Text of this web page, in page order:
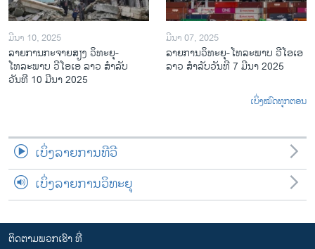
ມີນາ 10, 2025
ລາຍການກະຈາຍສຽງ ວິທະຍຸ-
ໂທລະພາບ ວີໂອເອ ລາວ ສຳລັບ
ວັນທີ 10 ມີນາ 2025
ມີນາ 07, 2025
ລາຍການ​ວິ​ທະ​ຍ​ຸ-ໂທ​ລະ​ພາບ ວີໂອເອ
ລາວ ສຳ​ລັບ​ວັນ​ທີ 7 ມີ​ນາ 2025
ເບິ່ງໝົດທຸກຕອນ
ເບິ່ງລາຍການທີວີ
ເບິ່ງລາຍການວິທະຍຸ
ຕິດຕາມພວກເຮົາ ທີ່